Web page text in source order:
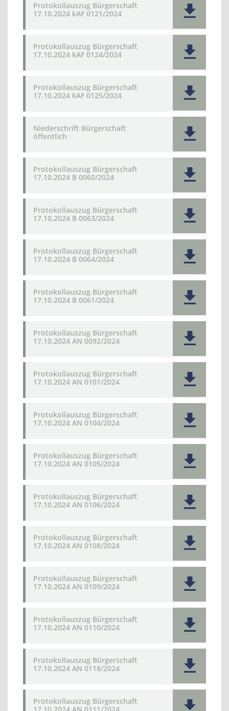
Protokollauszug Bürgerschaft
17.10.2024 kAF 0121/2024
Protokollauszug Bürgerschaft
17.10.2024 kAF 0124/2024
Protokollauszug Bürgerschaft
17.10.2024 kAF 0125/2024
Niederschrift Bürgerschaft
öffentlich
Protokollauszug Bürgerschaft
17.10.2024 B 0060/2024
Protokollauszug Bürgerschaft
17.10.2024 B 0063/2024
Protokollauszug Bürgerschaft
17.10.2024 B 0064/2024
Protokollauszug Bürgerschaft
17.10.2024 B 0061/2024
Protokollauszug Bürgerschaft
17.10.2024 AN 0092/2024
Protokollauszug Bürgerschaft
17.10.2024 AN 0101/2024
Protokollauszug Bürgerschaft
17.10.2024 AN 0104/2024
Protokollauszug Bürgerschaft
17.10.2024 AN 0105/2024
Protokollauszug Bürgerschaft
17.10.2024 AN 0106/2024
Protokollauszug Bürgerschaft
17.10.2024 AN 0108/2024
Protokollauszug Bürgerschaft
17.10.2024 AN 0109/2024
Protokollauszug Bürgerschaft
17.10.2024 AN 0110/2024
Protokollauszug Bürgerschaft
17.10.2024 AN 0118/2024
Protokollauszug Bürgerschaft